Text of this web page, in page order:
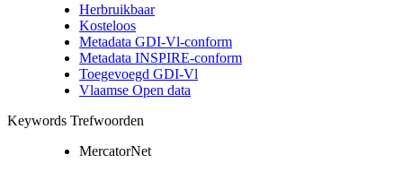
Herbruikbaar
Kosteloos
Metadata GDI-Vl-conform
Metadata INSPIRE-conform
Toegevoegd GDI-Vl
Vlaamse Open data
Keywords Trefwoorden
MercatorNet